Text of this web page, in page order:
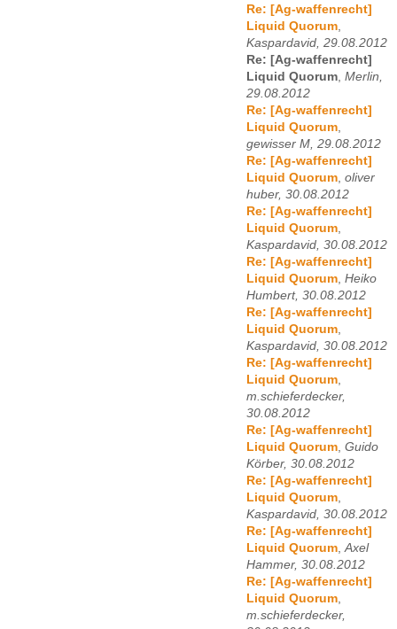
Re: [Ag-waffenrecht]
Liquid Quorum
Kaspardavid, 29.08.2012
Re: [Ag-waffenrecht]
Liquid Quorum Merlin,
29.08.2012
Re: [Ag-waffenrecht]
Liquid Quorum
gewisser M, 29.08.2012
Re: [Ag-waffenrecht]
Liquid Quorum oliver
huber, 30.08.2012
Re: [Ag-waffenrecht]
Liquid Quorum
Kaspardavid, 30.08.2012
Re: [Ag-waffenrecht]
Liquid Quorum Heiko
Humbert, 30.08.2012
Re: [Ag-waffenrecht]
Liquid Quorum
Kaspardavid, 30.08.2012
Re: [Ag-waffenrecht]
Liquid Quorum
m.schieferdecker,
30.08.2012
Re: [Ag-waffenrecht]
Liquid Quorum Guido
Körber, 30.08.2012
Re: [Ag-waffenrecht]
Liquid Quorum
Kaspardavid, 30.08.2012
Re: [Ag-waffenrecht]
Liquid Quorum Axel
Hammer, 30.08.2012
Re: [Ag-waffenrecht]
Liquid Quorum
m.schieferdecker,